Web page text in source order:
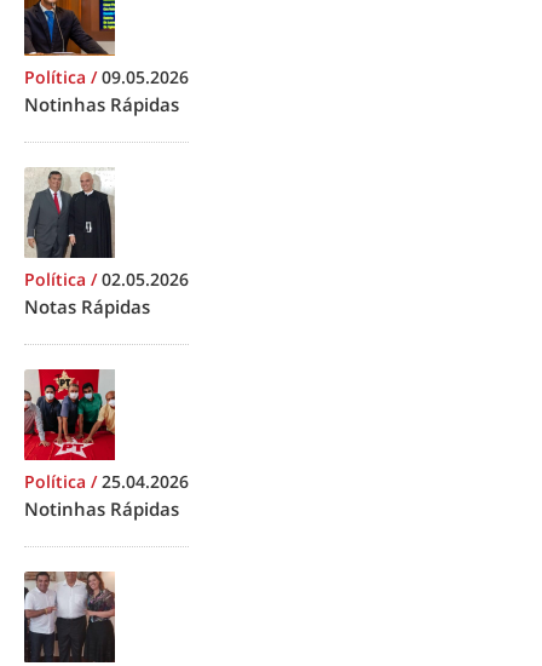
Política /09.05.2026
Notinhas Rápidas
Política /02.05.2026
Notas Rápidas
Política /25.04.2026
Notinhas Rápidas